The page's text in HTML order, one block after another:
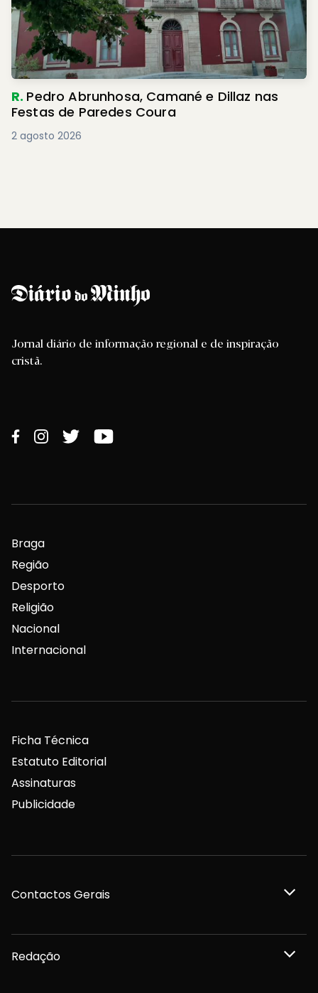
R. Pedro Abrunhosa, Camané e Dillaz nas
Festas de Paredes Coura
2 agosto 2026
Jornal diário de informação regional e de inspiração
cristã.
Braga
Região
Desporto
Religião
Nacional
Internacional
Ficha Técnica
Estatuto Editorial
Assinaturas
Publicidade
Contactos Gerais
Redação